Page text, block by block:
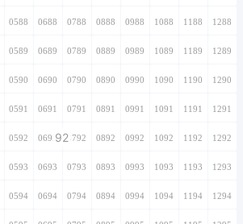
0588 0688 0788 0888 0988 1088 1188 1288
0589 0689 0789 0889 0989 1089 1189 1289
0590 0690 0790 0890 0990 1090 1190 1290
0591 0691 0791 0891 0991 1091 1191 1291
0592 0692920792 0892 0992 1092 1192 1292
0593 0693 0793 0893 0993 1093 1193 1293
0594 0694 0794 0894 0994 1094 1194 1294